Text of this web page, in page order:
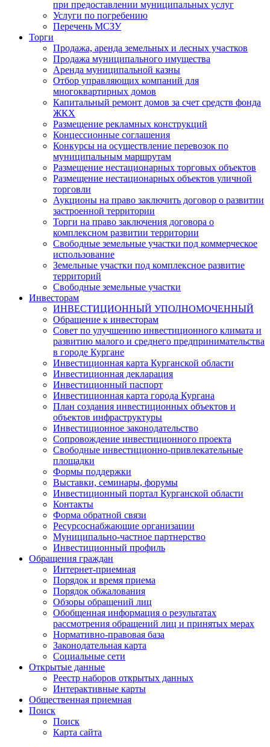
при предоставлении муниципальных услуг
Услуги по погребению
Перечень МСЗУ
Торги
Продажа, аренда земельных и лесных участков
Продажа муниципального имущества
Аренда муниципальной казны
Отбор управляющих компаний для
многоквартирных домов
Капитальный ремонт домов за счет средств фонда
ЖКХ
Размещение рекламных конструкций
Концессионные соглашения
Конкурсы на осуществление перевозок по
муниципальным маршрутам
Размещение нестационарных торговых объектов
Размещение нестационарных объектов уличной
торговли
Аукционы на право заключить договор о развитии
застроенной территории
Торги на право заключения договора о
комплексном развитии территории
Свободные земельные участки под коммерческое
использование
Земельные участки под комплексное развитие
территорий
Свободные земельные участки
Инвесторам
ИНВЕСТИЦИОННЫЙ УПОЛНОМОЧЕННЫЙ
Обращение к инвесторам
Совет по улучшению инвестиционного климата и
развитию малого и среднего предпринимательства
в городе Кургане
Инвестиционная карта Курганской области
Инвестиционная декларация
Инвестиционный паспорт
Инвестиционная карта города Кургана
План создания инвестиционных объектов и
объектов инфраструктуры
Инвестиционное законодательство
Сопровождение инвестиционного проекта
Свободные инвестиционно-привлекательные
площадки
Формы поддержки
Выставки, семинары, форумы
Инвестиционный портал Курганской области
Контакты
Форма обратной связи
Ресурсоснабжающие организации
Муниципально-частное партнерство
Инвестиционный профиль
Обращения граждан
Интернет-приемная
Порядок и время приема
Порядок обжалования
Обзоры обращений лиц
Обобщенная информация о результатах
рассмотрения обращений лиц и принятых мерах
Нормативно-правовая база
Законодательная карта
Социальные сети
Открытые данные
Реестр наборов открытых данных
Интерактивные карты
Общественная приемная
Поиск
Поиск
Карта сайта